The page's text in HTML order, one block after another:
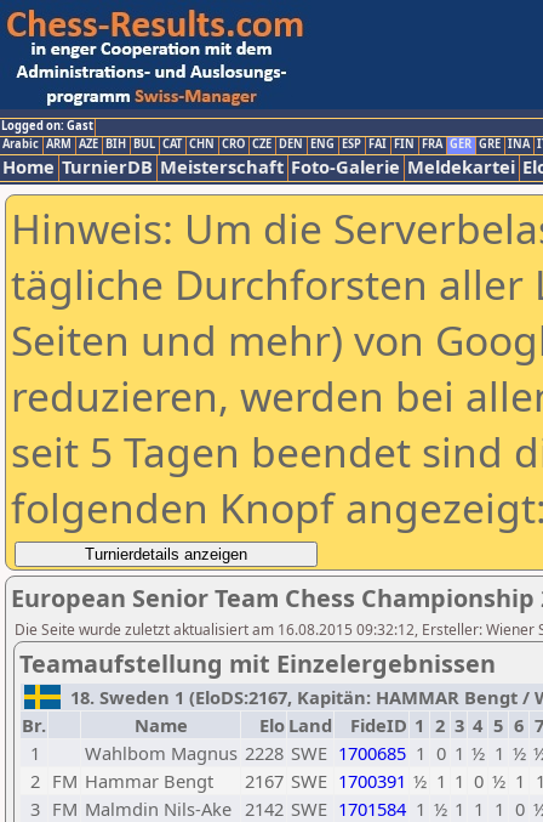
Logged on: Gast
Arabic ARM AZE BIH BUL CAT CHN CRO CZE DEN ENG ESP FAI FIN FRA GER GRE INA
Home TurnierDB Meisterschaft Foto-Galerie Meldekartei
Hinweis: Um die
tägliche Durchforsten aller
Seiten und mehr) von
reduzieren, werden bei
seit 5 Tagen beendet sind
folgenden Knopf
European Senior Team Chess Championship
Die Seite wurde zuletzt aktualisiert am 16.08.2015 09:32:12, Ersteller:
Teamaufstellung mit Einzelergebnissen
18. Sweden 1 (EloDS:2167, Kapitän: HAMMAR Bengt /
Br.
Name Elo Land FideID 1 2 3 4 5 6 7
1
Wahlbom Magnus 2228 SWE 1700685 1 0 1 ½ 1 ½
2 FM Hammar Bengt 2167 SWE 1700391 ½ 1 1 0 ½ 1
3 FM Malmdin Nils-Ake 2142 SWE 1701584 1 ½ 1 1 1 0